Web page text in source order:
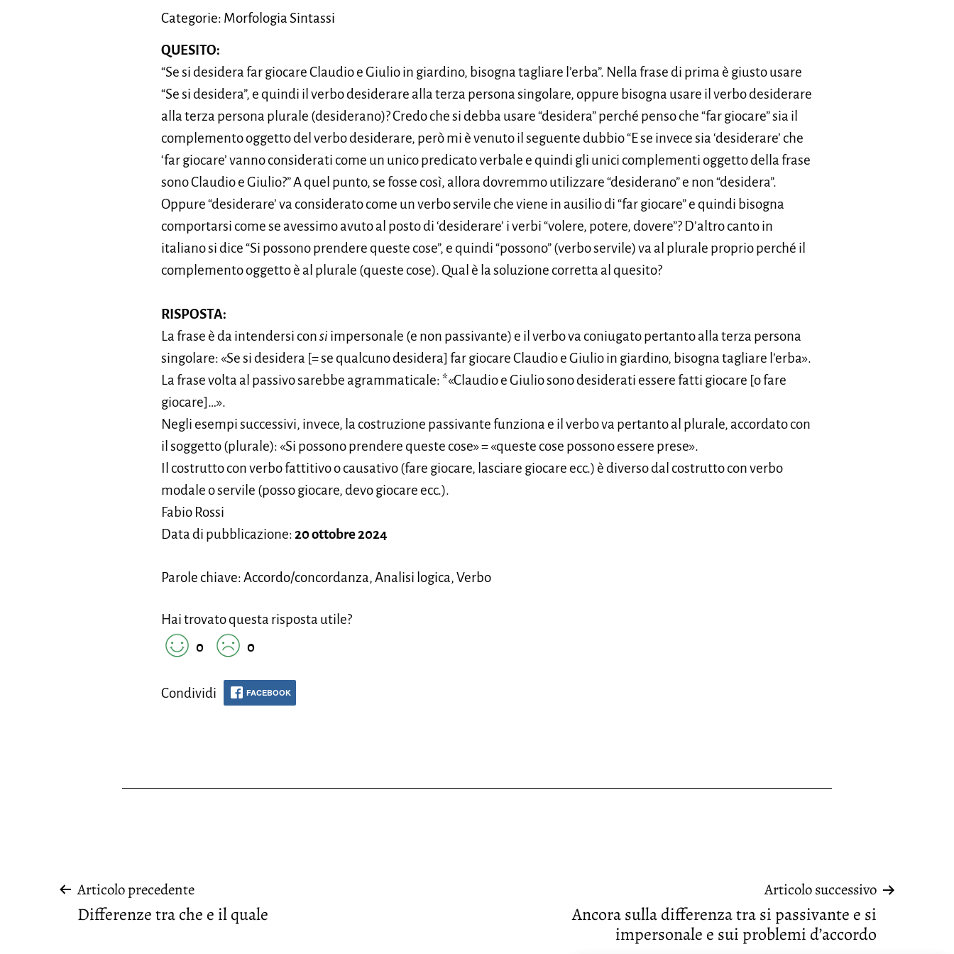
Categorie: Morfologia Sintassi
QUESITO:
“Se si desidera far giocare Claudio e Giulio in giardino, bisogna tagliare l’erba”. Nella frase di prima è giusto usare
“Se si desidera”, e quindi il verbo desiderare alla terza persona singolare, oppure bisogna usare il verbo desiderare
alla terza persona plurale (desiderano)? Credo che si debba usare “desidera” perché penso che “far giocare” sia il
complemento oggetto del verbo desiderare, però mi è venuto il seguente dubbio “E se invece sia ‘desiderare’ che
‘far giocare’ vanno considerati come un unico predicato verbale e quindi gli unici complementi oggetto della frase
sono Claudio e Giulio?” A quel punto, se fosse così, allora dovremmo utilizzare “desiderano” e non “desidera”.
Oppure “desiderare’ va considerato come un verbo servile che viene in ausilio di “far giocare” e quindi bisogna
comportarsi come se avessimo avuto al posto di ‘desiderare’ i verbi “volere, potere, dovere”? D’altro canto in
italiano si dice “Si possono prendere queste cose”, e quindi “possono” (verbo servile) va al plurale proprio perché il
complemento oggetto è al plurale (queste cose). Qual è la soluzione corretta al quesito?
RISPOSTA:
La frase è da intendersi consi impersonale (e non passivante) e il verbo va coniugato pertanto alla terza persona
singolare: «Se si desidera [= se qualcuno desidera] far giocare Claudio e Giulio in giardino, bisogna tagliare l’erba».
La frase volta al passivo sarebbe agrammaticale: *«Claudio e Giulio sono desiderati essere fatti giocare [o fare
giocare]…».
Negli esempi successivi, invece, la costruzione passivante funziona e il verbo va pertanto al plurale, accordato con
il soggetto (plurale): «Si possono prendere queste cose» = «queste cose possono essere prese».
Il costrutto con verbo fattitivo o causativo (fare giocare, lasciare giocare ecc.) è diverso dal costrutto con verbo
modale o servile (posso giocare, devo giocare ecc.).
Fabio Rossi
Data di pubblicazione:20 ottobre 2024
Parole chiave: Accordo/concordanza, Analisi logica, Verbo
Hai trovato questa risposta utile?
0
0
Condividi FACEBOOK
Navigazione
Articolo precedente
Differenze tra che e il quale
Articolo successivo
Ancora sulla differenza tra si passivante e si
impersonale e sui problemi d’accordo